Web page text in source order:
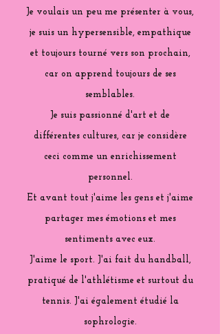
Je voulais un peu me présenter à vous,
je suis un hypersensible, empathique
et toujours tourné vers son prochain,
car on apprend toujours de ses
semblables.
Je suis passionné d'art et de
différentes cultures, car je considère
ceci comme un enrichissement
personnel.
Et avant tout j'aime les gens et j'aime
partager mes émotions et mes
sentiments avec eux.
J'aime le sport. J'ai fait du handball,
pratiqué de l'athlétisme et surtout du
tennis. J'ai également étudié la
sophrologie.